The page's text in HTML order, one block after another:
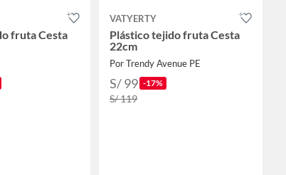
fruta Cesta
VATYERTY
Plástico tejido fruta Cesta
22cm
Por Trendy Avenue PE
S/ 99 -17%
S/ 119